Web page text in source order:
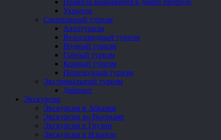
Правила выживания в дикой природе
Укрытие
Спортивный туризм
Автотуризм
Велосипедный туризм
Водный туризм
Горный туризм
Конный туризм
Пешеходный туризм
Экстремальный туризм
Дайвинг
Экскурсии
Экскурсии в Абхазии
Экскурсии во Вьетнаме
Экскурсии в Грузии
Экскурсии в Израиле